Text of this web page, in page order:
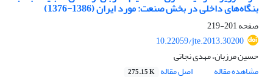
بنگاه‌های داخلی در بخش صنعت: مورد ایران (1386-1376)
صفحه201-219
10.22059/jte.2013.30200
حسین مرزبان، مهدی نجاتی
مشاهده مقاله
اصل مقاله 275.15 K